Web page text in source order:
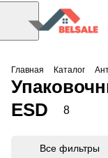
Главная Каталог
ESD
8
Все фильтры